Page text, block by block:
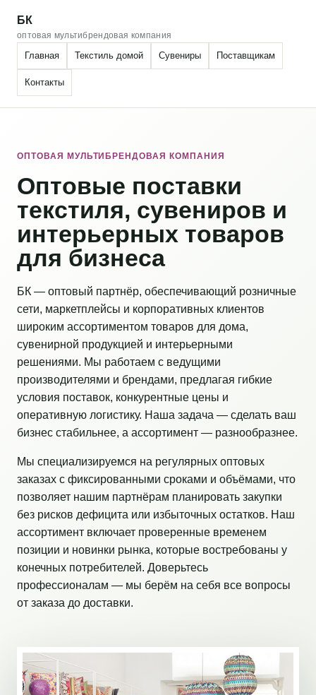
БК
оптовая мультибрендовая компания
Главная Текстиль домой Сувениры Поставщикам
Контакты
ОПТОВАЯ МУЛЬТИБРЕНДОВАЯ КОМПАНИЯ
Оптовые поставки
текстиля, сувениров и
интерьерных товаров
для бизнеса
БК — оптовый партнёр, обеспечивающий розничные
сети, маркетплейсы и корпоративных клиентов
широким ассортиментом товаров для дома,
сувенирной продукцией и интерьерными
решениями. Мы работаем с ведущими
производителями и брендами, предлагая гибкие
условия поставок, конкурентные цены и
оперативную логистику. Наша задача — сделать ваш
бизнес стабильнее, а ассортимент — разнообразнее.
Мы специализируемся на регулярных оптовых
заказах с фиксированными сроками и объёмами, что
позволяет нашим партнёрам планировать закупки
без рисков дефицита или избыточных остатков. Наш
ассортимент включает проверенные временем
позиции и новинки рынка, которые востребованы у
конечных потребителей. Доверьтесь
профессионалам — мы берём на себя все вопросы
от заказа до доставки.